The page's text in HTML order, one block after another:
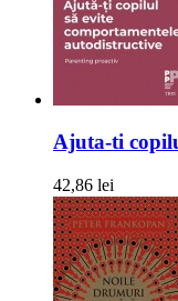
Ajuta-ti
42,86 lei